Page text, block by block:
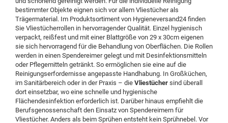
bestimmter Objekte eignen sich vor allem Vliestücher als
Trägermaterial. Im Produktsortiment von Hygieneversand24 finden
Sie Vliestücherrollen in hervorragender Qualität. Einzel hygienisch
verpackt, reißfest und mit einer Blattgröße von 29 x 30cm eigenen
sie sich hervorragend für die Behandlung von Oberflächen. Die Rollen
werden in einen Spendereimer gelegt und mit Desinfektionsmitteln
oder Pflegemitteln getränkt. So ermöglichen sie eine auf die
Reinigungserfordernisse angepasste Handhabung. In Großküchen,
im Sanitärbereich oder in der Praxis – die Vliestücher sind überall
dort einsetzbar, wo eine schnelle und hygienische
Flächendesinfektion erforderlich ist. Darüber hinaus empfiehlt die
Berufsgenossenschaft den Einsatz von Spendereimern für
Vliestücher. Anders als beim Sprühen entsteht kein Sprühnebel. Vor